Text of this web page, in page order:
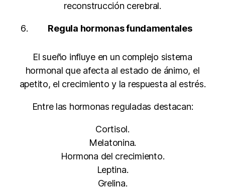
reconstrucción cerebral.
Regula hormonas fundamentales
El sueño influye en un complejo sistema
hormonal que afecta al estado de ánimo, el
apetito, el crecimiento y la respuesta al estrés.
Entre las hormonas reguladas destacan:
Cortisol.
Melatonina.
Hormona del crecimiento.
Leptina.
Grelina.